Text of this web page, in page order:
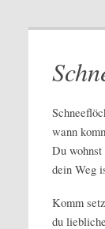
wann
Du
dein Weg
Komm
du